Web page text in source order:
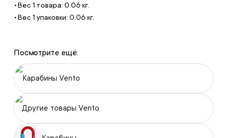
Вес 1 товара: 0.06 кг.
Вес 1 упаковки: 0.06 кг.
Посмотрите ещё:
Карабины Vento
Другие товары Vento